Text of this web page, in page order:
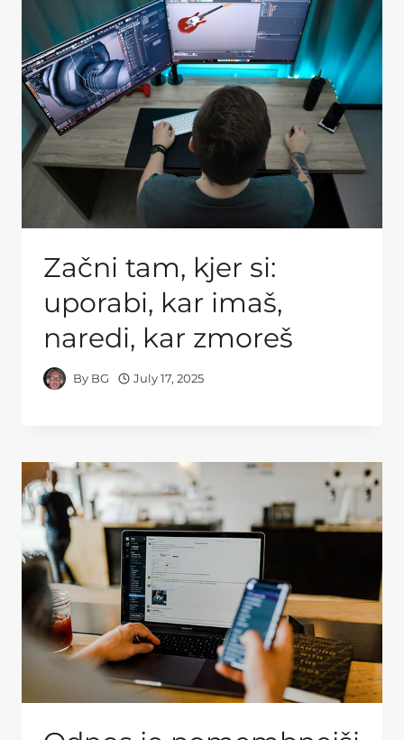
Začni tam, kjer si:
uporabi, kar imaš,
naredi, kar zmoreš
By BG July 17, 2025